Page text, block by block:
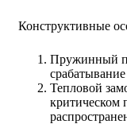
Конструктивные
Пружинный
Тепловой
критическом